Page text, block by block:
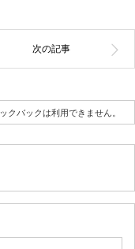
クバックは利用できません。